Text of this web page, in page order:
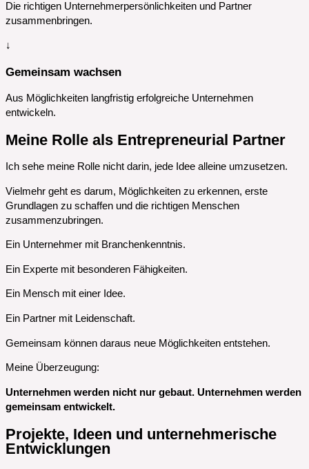
Die richtigen Unternehmerpersönlichkeiten und Partner
zusammenbringen.
↓
Gemeinsam wachsen
Aus Möglichkeiten langfristig erfolgreiche Unternehmen
entwickeln.
Meine Rolle als Entrepreneurial Partner
Ich sehe meine Rolle nicht darin, jede Idee alleine umzusetzen.
Vielmehr geht es darum, Möglichkeiten zu erkennen, erste
Grundlagen zu schaffen und die richtigen Menschen
zusammenzubringen.
Ein Unternehmer mit Branchenkenntnis.
Ein Experte mit besonderen Fähigkeiten.
Ein Mensch mit einer Idee.
Ein Partner mit Leidenschaft.
Gemeinsam können daraus neue Möglichkeiten entstehen.
Meine Überzeugung:
Unternehmen werden nicht nur gebaut. Unternehmen werden
gemeinsam entwickelt.
Projekte, Ideen und unternehmerische
Entwicklungen